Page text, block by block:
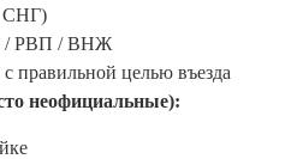
СНГ)
/ РВП / ВНЖ
правильной целью въезда
неофициальные):